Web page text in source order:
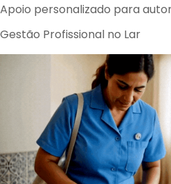
Apoio personalizado para
Gestão Profissional no Lar